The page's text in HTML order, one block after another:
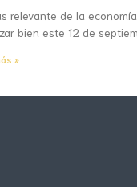
relevante de la
bien este 12 de
»